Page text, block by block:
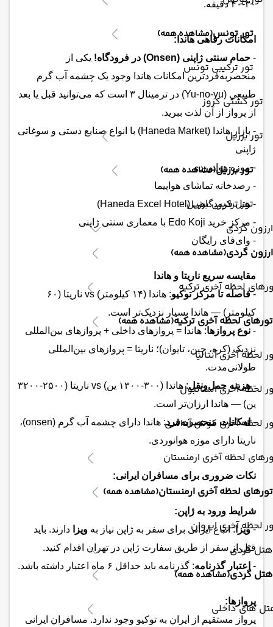
تور تونس(مشاهده همه)
تور ترکیبی تونس
تور کشتی کروز
تور برزیل
تور برزیل(مشاهده همه)
تور ترکیبی برزیل
ارزون گردی
ارزون گردی(مشاهده همه)
لحظه آخری ترکیه
تورهای لحظه آخری ترکیه(مشاهده همه)
لحظه آخری آنتالیا
لحظه آخری استانبول
لحظه آخری کوش آداسی
لحظه آخری ارمنستان
تورهای لحظه آخری ارمنستان(مشاهده همه)
لحظه آخری ایروان
هتل گردی
هتل گردی(مشاهده همه)
های داخلی
۳۰-۴۰ دقیقه.
امکانات رفاهی هاندا:
- حمام سنتی ژاپنی (Onsen) در فرودگاه!
یکی از
منحصربه‌فردترین امکانات هاندا وجود یک چشمه آب گرم
طبیعی (Yu-no-yu) در ترمینال ۳ است که می‌توانید قبل یا بعد
از پرواز از آن لذت ببرید.
- بازار هاندا (Haneda Market) با انواع صنایع دستی و سوغاتی
ژاپنی
- موزه هوانوردی
- رصدخانه تماشای هواپیما
- هتل فرودگاهی (Haneda Excel Hotel)
- مرکز خرید Edo Koji با معماری سنتی ژاپنی
- وای‌فای رایگان
مقایسه سریع ناریتا و هاندا
-فاصله تا مرکز توکیو
: هاندا (۱۴ کیلومتر) vs ناریتا (۶۰
کیلومتر) — هاندا بسیار نزدیک‌تر است.
- نوع پروازها: هاندا = پروازهای داخلی + پروازهای بین‌المللی
نزدیک (کره، چین، تایوان)؛ ناریتا = پروازهای بین‌المللی
طولانی‌مدت.
-هزینه حمل‌ونقل
: هاندا (۳۰۰-۱۳۰۰ ین) vs ناریتا (۲۵۰۰-۳۲۰۰
ین) — هاندا ارزان‌تر است.
-امکانات منحصربه‌فرد
: هاندا دارای چشمه آب گرم (onsen)،
ناریتا دارای موزه هوانوردی.
نکات ضروری برای مسافران ایرانی:
شرایط ورود به ژاپن:
-ویزا: اتباع ایرانی برای سفر به ژاپن نیاز به ویزا
دارند. باید
قبل از سفر از طریق سفارت ژاپن در تهران اقدام کنید.
- اعتبار گذرنامه: گذرنامه باید حداقل ۶ ماه اعتبار داشته باشد.
پروازها:
پرواز مستقیم از ایران به توکیو وجود ندارد. مسافران ایرانی